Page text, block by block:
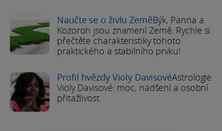
Naučte se o živlu ZeměBýk, Panna a
Kozoroh jsou znamení Země. Rychle si
přečtěte charakteristiky tohoto
praktického a stabilního prvku!
Profil hvězdy Violy DavisovéAstrologie
Violy Davisové: moc, nadšení a osobní
přitažlivost.